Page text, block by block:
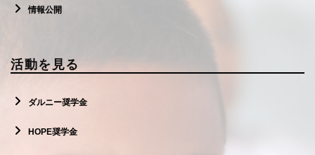
情報公開
活動を見る
ダルニー奨学金
HOPE奨学金